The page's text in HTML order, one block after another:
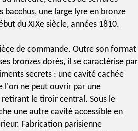
bacchus, une large lyre en bronze
du XIXe siècle, années 1810.
de commande. Outre son format
bronzes dorés, il se caractérise par
secrets : une cavité cachée
l'on ne peut ouvrir par une
le tiroir central. Sous le
une autre cavité accessible en
Fabrication parisienne